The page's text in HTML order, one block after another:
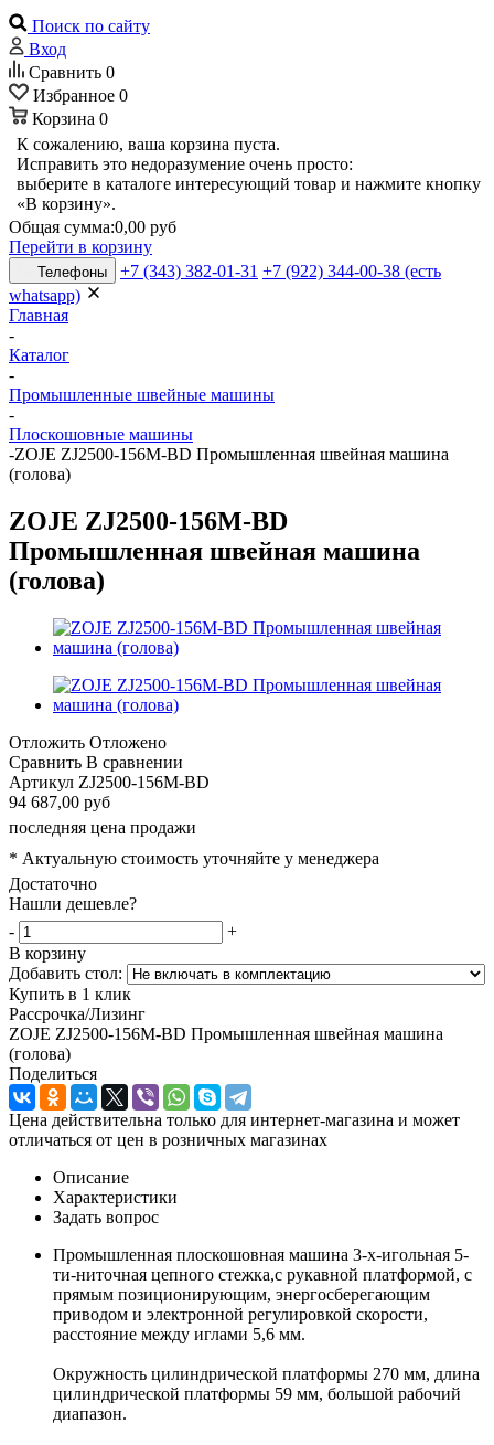
Поиск по сайту
Вход
Сравнить 0
Избранное 0
Корзина 0
К сожалению, ваша корзина пуста.
Исправить это недоразумение очень просто:
выберите в каталоге интересующий товар и нажмите кнопку
«В корзину».
Общая сумма:0,00 руб
Перейти в корзину
Телефоны +7 (343) 382-01-31 +7 (922) 344-00-38 (есть
whatsapp)
Главная
-
Каталог
-
Промышленные швейные машины
-
Плоскошовные машины
-ZOJE ZJ2500-156M-BD Промышленная швейная машина
(голова)
ZOJE ZJ2500-156M-BD
Промышленная швейная машина
(голова)
Отложить Отложено
Сравнить В сравнении
Артикул ZJ2500-156M-BD
94 687,00 руб
последняя цена продажи
* Актуальную стоимость уточняйте у менеджера
Достаточно
Нашли дешевле?
-
+
В корзину
Добавить стол:
Купить в 1 клик
Рассрочка/Лизинг
ZOJE ZJ2500-156M-BD Промышленная швейная машина
(голова)
Поделиться
Цена действительна только для интернет-магазина и может
отличаться от цен в розничных магазинах
Описание
Характеристики
Задать вопрос
Промышленная плоскошовная машина 3-х-игольная 5-
ти-ниточная цепного стежка,с рукавной платформой, с
прямым позиционирующим, энергосберегающим
приводом и электронной регулировкой скорости,
расстояние между иглами 5,6 мм.
Окружность цилиндрической платформы 270 мм, длина
цилиндрической платформы 59 мм, большой рабочий
диапазон.